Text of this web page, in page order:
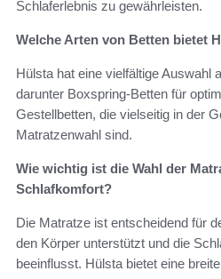
Schlaferlebnis zu gewährleisten.
Welche Arten von Betten bietet
Hülsta hat eine vielfältige Auswahl
darunter Boxspring-Betten für
Gestellbetten, die vielseitig in der
Matratzenwahl sind.
Wie wichtig ist die Wahl der
Schlafkomfort?
Die Matratze ist entscheidend für
den Körper unterstützt und die
beeinflusst. Hülsta bietet eine